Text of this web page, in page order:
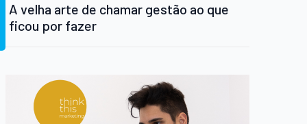
A velha arte de chamar gestão ao que
ficou por fazer